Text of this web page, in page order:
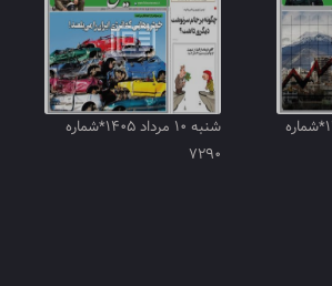
یکشنبه ۱۱ مرداد ۱۴۰۵*شماره
شنبه ۱۰ مرداد ۱۴۰۵*شماره
۷۲۹۰